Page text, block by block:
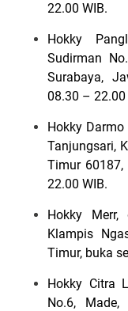
22.00 WIB.
Hokky
Sudirman
Surabaya,
08.30 – 22.00
Hokky
Tanjungsari,
Timur
22.00 WIB.
Hokky
Klampis
Timur, buka
Hokky Citra
No.6, Made,